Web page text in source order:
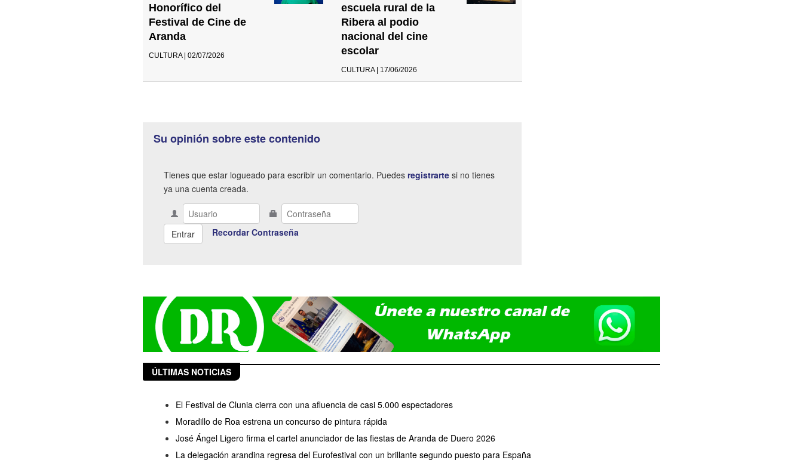
Honorífico del
Festival de Cine de
Aranda
CULTURA | 02/07/2026
escuela rural de la
Ribera al podio
nacional del cine
escolar
CULTURA | 17/06/2026
Su opinión sobre este contenido
Tienes que estar logueado para escribir un comentario. Puedes registrarte si no tienes
ya una cuenta creada.
Recordar Contraseña
ÚLTIMAS NOTICIAS
El Festival de Clunia cierra con una afluencia de casi 5.000 espectadores
Moradillo de Roa estrena un concurso de pintura rápida
José Ángel Ligero firma el cartel anunciador de las fiestas de Aranda de Duero 2026
La delegación arandina regresa del Eurofestival con un brillante segundo puesto para España